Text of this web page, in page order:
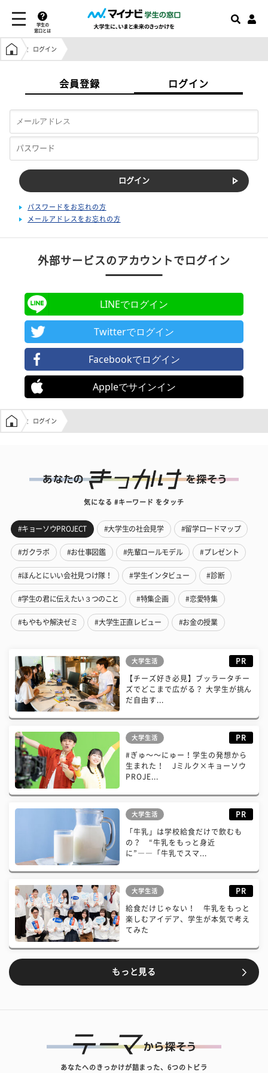
学生の
窓口とは
学生の窓口トップ
ログイン
会員登録 ログイン
パスワードをお忘れの方
メールアドレスをお忘れの方
外部サービスのアカウントでログイン
LINEでログイン
Twitterでログイン
Facebookでログイン
Appleでサインイン
学生の窓口トップ
ログイン
気になる #キーワード をタッチ
#キョーソウPROJECT #大学生の社会見学 #留学ロードマップ
#ガクラボ #お仕事図鑑 #先輩ロールモデル #プレゼント
#ほんとにいい会社見つけ隊！ #学生インタビュー #診断
#学生の君に伝えたい３つのこと #特集企画 #恋愛特集
#もやもや解決ゼミ #大学生正直レビュー #お金の授業
大学生活 PR
【チーズ好き必見】ブッラータチー
ズでどこまで広がる？ 大学生が挑ん
だ自由す...
大学生活 PR
#ぎゅ〜〜にゅー！学生の発想から
生まれた！ Jミルク×キョーソウ
PROJE...
大学生活 PR
「牛乳」は学校給食だけで飲むも
の？ “牛乳をもっと身近
に”――「牛乳でスマ...
大学生活 PR
給食だけじゃない！ 牛乳をもっと
楽しむアイデア、学生が本気で考え
てみた
もっと見る
あなたへのきっかけが詰まった、6つのトビラ